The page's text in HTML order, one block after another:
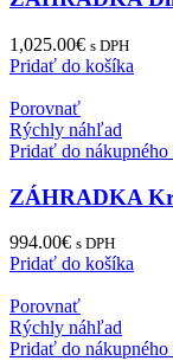
1,025.00€ s DPH
Pridať do košíka
Porovnať
Rýchly náhľad
Pridať do nákupného
ZÁHRADKA
994.00€ s DPH
Pridať do košíka
Porovnať
Rýchly náhľad
Pridať do nákupného